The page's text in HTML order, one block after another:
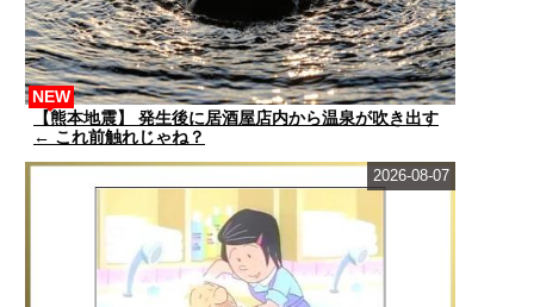
【熊本地震】 発生後に居酒屋店内から温泉が吹き出す
← これ前触れじゃね？
NEW
2026-08-07